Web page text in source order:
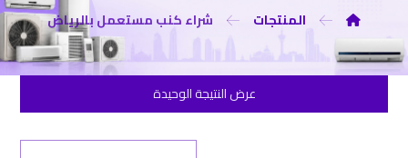
المنتجات شراء كنب مستعمل بالرياض
عرض النتيجة الوحيدة